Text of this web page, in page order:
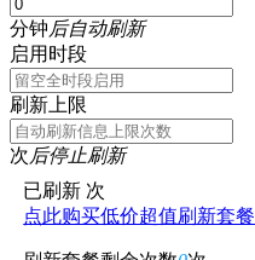
分钟后自动刷新
启用时段
刷新上限
次后停止刷新
已刷新 次
点此购买低价超值刷新套餐